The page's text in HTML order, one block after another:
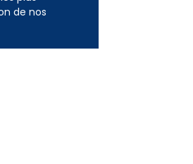
de CNI et
plus
de nos